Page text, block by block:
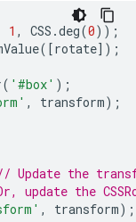
1 , CSS .deg(0));
([rotate]);
( '#box' );
, transform);
Update the
update the
, transform);